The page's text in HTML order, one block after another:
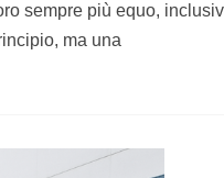
sempre più equo,
ma una